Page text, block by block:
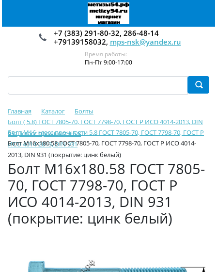
+7 (383) 291-80-32, 286-48-14
+79139158032, mps-nsk@yandex.ru
Время работы:
Пн-Пт 9:00-17:00
Главная Каталог
Болты
Болт ( 5.8) ГОСТ 7805-70, ГОСТ 7798-70, ГОСТ Р ИСО 4014-2013, DIN
931, класс прочности 5.8
Болт М16 класс прочности 5.8 ГОСТ 7805-70, ГОСТ 7798-70, ГОСТ Р
ИСО 4014-2013, DIN 931
Болт М16х180.58 ГОСТ 7805-70, ГОСТ 7798-70, ГОСТ Р ИСО 4014-
2013, DIN 931 (покрытие: цинк белый)
Болт М16х180.58 ГОСТ 7805-
70, ГОСТ 7798-70, ГОСТ Р
ИСО 4014-2013, DIN 931
(покрытие: цинк белый)